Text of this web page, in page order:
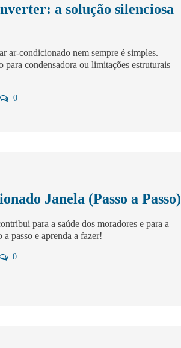
a solução silenciosa
ar-condicionado nem sempre é simples.
para condensadora ou limitações estruturais
0
Janela (Passo a Passo)
para a saúde dos moradores e para a
passo e aprenda a fazer!
0